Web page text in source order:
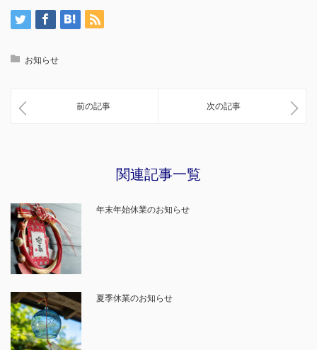
お知らせ
前の記事 次の記事
関連記事一覧
年末年始休業のお知らせ
夏季休業のお知らせ